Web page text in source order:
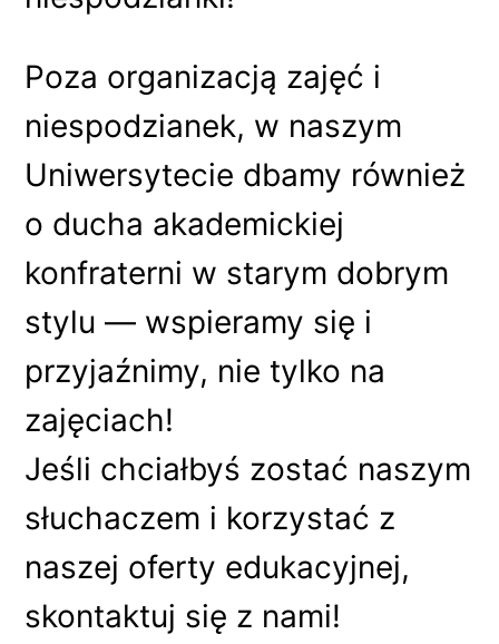
Poza organizacją zajęć i
niespodzianek, w naszym
Uniwersytecie dbamy również
o ducha akademickiej
konfraterni w starym dobrym
stylu — wspieramy się i
przyjaźnimy, nie tylko na
zajęciach!
Jeśli chciałbyś zostać naszym
słuchaczem i korzystać z
naszej oferty edukacyjnej,
skontaktuj się z nami!